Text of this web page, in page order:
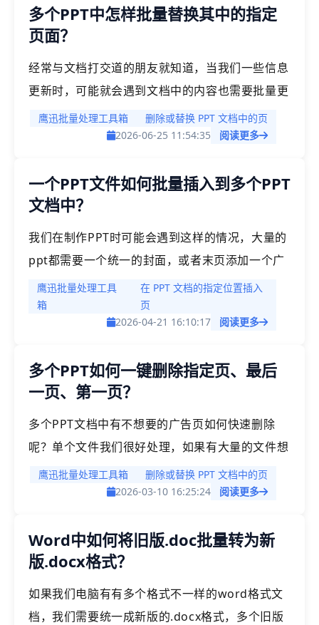
量简直不敢想象，因此我们通常会借助一些批量处
理工具来帮助我们快速解决。
多个PPT中怎样批量替换其中的指定
页面？
经常与文档打交道的朋友就知道，当我们一些信息
更新时，可能就会遇到文档中的内容也需要批量更
新的情况。例如我们在制作PPT时，大量的PPT文
档中的封面或联系方式尾页都需要进行更新，如果
助一些批量处理的方法来帮助我们快速完成这一操
作。
鹰迅批量处理工具箱
删除或替换 PPT 文档中的页
2026-06-25 11:54:35
阅读更多
一个PPT文件如何批量插入到多个PPT
文档中？
我们在制作PPT时可能会遇到这样的情况，大量的
ppt都需要一个统一的封面，或者末页添加一个广
告联系页，这些页面的内容都是一样的，但如果大
量的ppt文档一张张的复制粘贴进去又非常的耗
时，因此，我们如果有一个批量处理的方法，可以
位置，就可以帮助我们轻松解决这一问题。
鹰迅批量处理工具
箱
在 PPT 文档的指定位置插入
页
2026-04-21 16:10:17
阅读更多
多个PPT如何一键删除指定页、最后
一页、第一页？
多个PPT文档中有不想要的广告页如何快速删除
呢？单个文件我们很好处理，如果有大量的文件想
要删除指定页面，指定的某几页，手动操作就变成
了一场噩梦了。传统的处理方式是逐个打开PPT文
要处理大量PPT的培训师、教师、市场人员和项目
经理等人群来说，这种低效的工作方式严重影响了
鹰迅批量处理工具箱
删除或替换 PPT 文档中的页
2026-03-10 16:25:24
阅读更多
Word中如何将旧版.doc批量转为新
版.docx格式？
如果我们电脑有有多个格式不一样的word格式文
档，我们需要统一成新版的.docx格式，多个旧版